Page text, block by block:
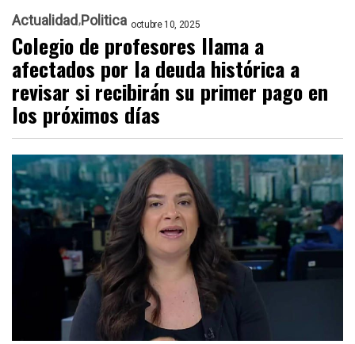
Actualidad Politica octubre 10, 2025
Colegio de profesores llama a
afectados por la deuda histórica a
revisar si recibirán su primer pago en
los próximos días